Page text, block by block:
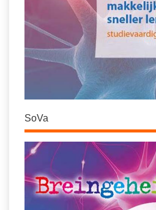
SoVa